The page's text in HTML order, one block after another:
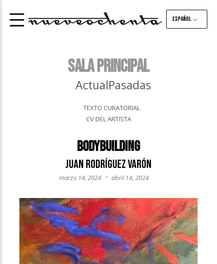
Español
Sala principal
ActualPasadas
TEXTO CURATORIAL
CV DEL ARTISTA
Bodybuilding
Juan Rodríguez Varón
marzo 14, 2024 – abril 14, 2024